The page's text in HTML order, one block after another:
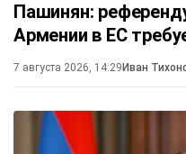
Пашинян:
Армении в ЕС
7 августа 2026, 14:29 Иван